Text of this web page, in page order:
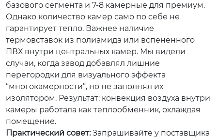
базового сегмента и 7-8 камерные для премиум.
Однако количество камер само по себе не
гарантирует тепло. Важнее наличие
термовставок из полиамида или вспененного
ПВХ внутри центральных камер. Мы видели
случаи, когда завод добавлял лишние
перегородки для визуального эффекта
“многокамерности”, но не заполнял их
изолятором. Результат: конвекция воздуха внутри
камеры работала как теплообменник, охлаждая
помещение.
Практический совет:Запрашивайте у поставщика